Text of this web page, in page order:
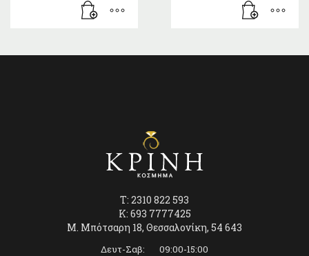
T: 2310 822 593
K: 693 7777425
Μ. Μπότσαρη 18, Θεσσαλονίκη, 54 643
Δευτ-Σαβ: 09:00-15:00